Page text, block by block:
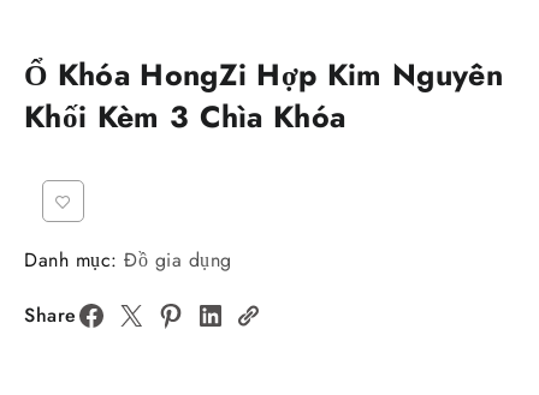
Ổ Khóa HongZi Hợp Kim Nguyên
Khối Kèm 3 Chìa Khóa
Danh mục: Đồ gia dụng
Share